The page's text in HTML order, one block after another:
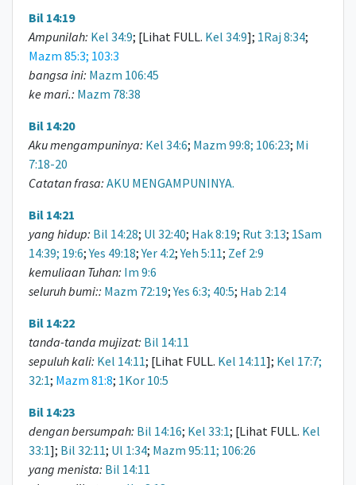
Bil 14:19
Ampunilah: Kel 34:9; [Lihat FULL. Kel 34:9]; 1Raj 8:34;
Mazm 85:3; 103:3
bangsa ini: Mazm 106:45
ke mari.: Mazm 78:38
Bil 14:20
Aku mengampuninya: Kel 34:6; Mazm 99:8; 106:23; Mi
7:18-20
Catatan frasa: AKU MENGAMPUNINYA.
Bil 14:21
yang hidup: Bil 14:28; Ul 32:40; Hak 8:19; Rut 3:13; 1Sam
14:39; 19:6;Yes 49:18;Yer 4:2;Yeh 5:11; Zef 2:9
kemuliaan Tuhan: Im 9:6
seluruh bumi:: Mazm 72:19;Yes 6:3; 40:5; Hab 2:14
Bil 14:22
tanda-tanda mujizat: Bil 14:11
sepuluh kali: Kel 14:11; [Lihat FULL. Kel 14:11]; Kel 17:7;
32:1; Mazm 81:8; 1Kor 10:5
Bil 14:23
dengan bersumpah: Bil 14:16; Kel 33:1; [Lihat FULL. Kel
33:1]; Bil 32:11; Ul 1:34; Mazm 95:11; 106:26
yang menista: Bil 14:11